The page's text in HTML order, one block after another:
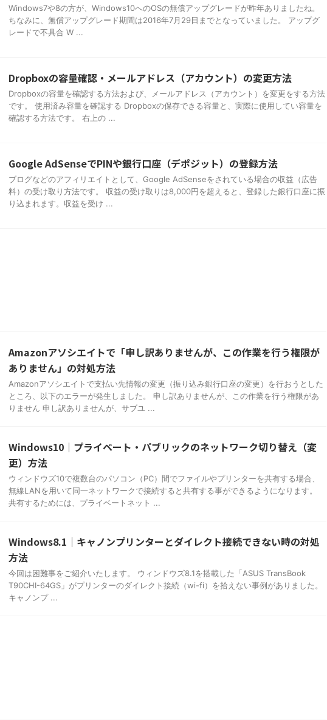
Windows7や8の方が、Windows10へのOSの無償アップグレードが昨年ありましたね。
ちなみに、無償アップグレード期間は2016年7月29日までとなっていました。 アップグ
レードで不具合 W ...
Dropboxの容量確認・メールアドレス（アカウント）の変更方法
Dropboxの容量を確認する方法および、メールアドレス（アカウント）を変更をする方法
です。 使用済み容量を確認する Dropboxの保存できる容量と、実際に使用してい容量を
確認する方法です。 右上の ...
Google AdSenseでPINや銀行口座（デポジット）の登録方法
ブログなどのアフィリエイトとして、Google AdSenseをされている場合の収益（広告
料）の受け取り方法です。 収益の受け取りは8,000円を超えると、登録した銀行口座に振
り込まれます。収益を受け ...
Amazonアソシエイトで「申し訳ありませんが、この作業を行う権限が
ありません」の対処方法
Amazonアソシエイトで支払い先情報の変更（振り込み銀行口座の変更）を行おうとした
ところ、以下のエラーが発生しました。 申し訳ありませんが、この作業を行う権限があ
りません 申し訳ありませんが、サブユ ...
Windows10｜プライベート・パブリックのネットワーク切り替え（変
更）方法
ウィンドウズ10で複数台のパソコン（PC）間でファイルやプリンターを共有する場合、
無線LANを用いて同一ネットワークで接続すると共有する事ができるようになります。
共有するためには、プライベートネット ...
Windows8.1｜キャノンプリンターとダイレクト接続できない時の対処
方法
今回は困難事をご紹介いたします。 ウィンドウズ8.1を搭載した「ASUS TransBook
T90CHI-64GS」がプリンターのダイレクト接続（wi-fi）を拾えない事例がありました。
キャノンプ ...